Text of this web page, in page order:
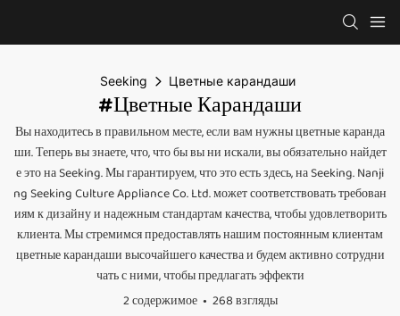
Seeking Цветные карандаши
#Цветные Карандаши
Вы находитесь в правильном месте, если вам нужны цветные каранда
ши. Теперь вы знаете, что, что бы вы ни искали, вы обязательно найдет
е это на Seeking. Мы гарантируем, что это есть здесь, на Seeking. Nanji
ng Seeking Culture Appliance Co. Ltd. может соответствовать требован
иям к дизайну и надежным стандартам качества, чтобы удовлетворить
клиента. Мы стремимся предоставлять нашим постоянным клиентам
цветные карандаши высочайшего качества и будем активно сотрудни
чать с ними, чтобы предлагать эффекти
2 содержимое
268 взгляды